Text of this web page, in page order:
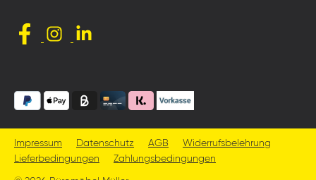
Impressum Datenschutz AGB
Widerrufsbelehrung
Lieferbedingungen
Zahlungsbedingungen